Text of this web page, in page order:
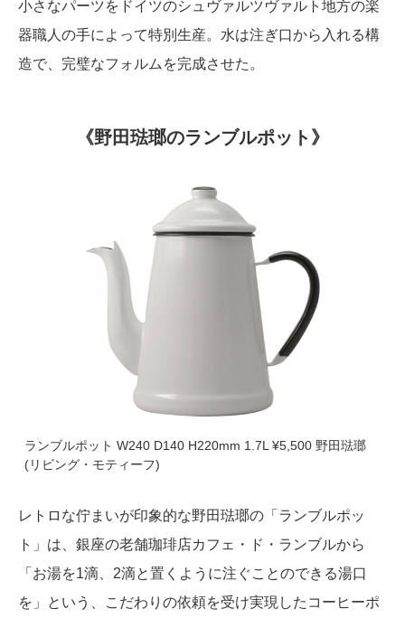
小さなパーツをドイツのシュヴァルツヴァルト地方の楽
器職人の手によって特別生産。水は注ぎ口から入れる構
造で、完璧なフォルムを完成させた。
《野田琺瑯のランブルポット》
ランブルポット W240 D140 H220mm 1.7L ¥5,500 野田琺瑯
(リビング・モティーフ)
レトロな佇まいが印象的な野田琺瑯の「ランブルポッ
ト」は、銀座の老舗珈琲店カフェ・ド・ランブルから
「お湯を1滴、2滴と置くように注ぐことのできる湯口
を」という、こだわりの依頼を受け実現したコーヒーポ